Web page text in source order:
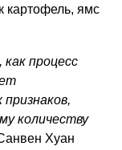
картофель, ямс
процесс
количеству
Хуан